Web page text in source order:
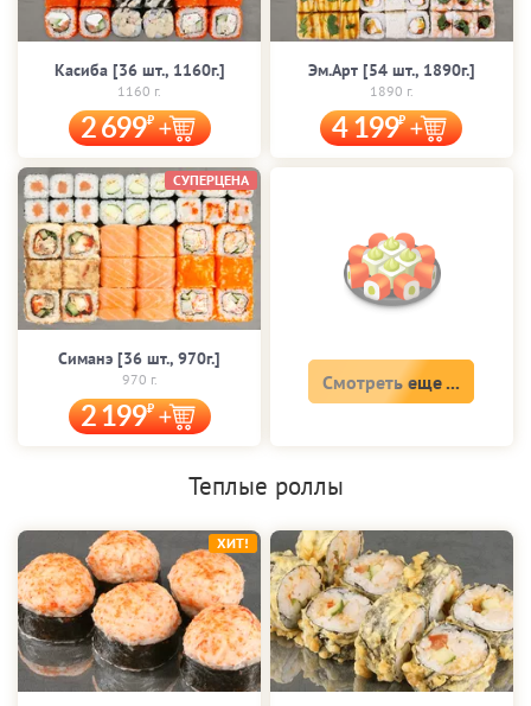
Касиба [36 шт., 1160г.]
1160 г.
2 699
Эм.Арт [54 шт., 1890г.]
1890 г.
4 199
Симанэ [36 шт., 970г.]
970 г.
2 199
СУПЕРЦЕНА
Смотреть еще ...
Теплые роллы
ХИТ!